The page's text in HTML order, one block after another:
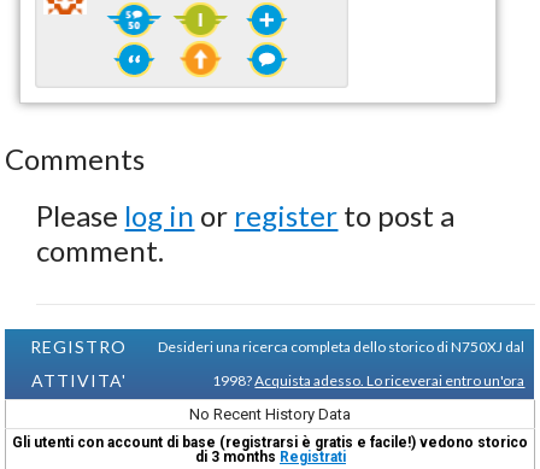
Comments
Please log in or register to post a
comment.
REGISTRO
ATTIVITA'
Desideri una ricerca completa dello storico di N750XJ dal
1998?Acquista adesso. Lo riceverai entro un'ora
No Recent History Data
Gli utenti con account di base (registrarsi è gratis e facile!) vedono storico
di 3 months Registrati